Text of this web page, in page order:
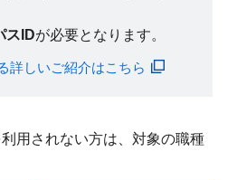
スIDが必要となります。
詳しいご紹介はこちら
用されない方は、対象の職種